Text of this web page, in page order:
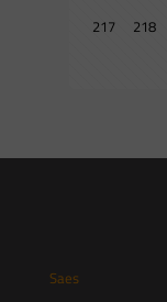
217
218
Saes